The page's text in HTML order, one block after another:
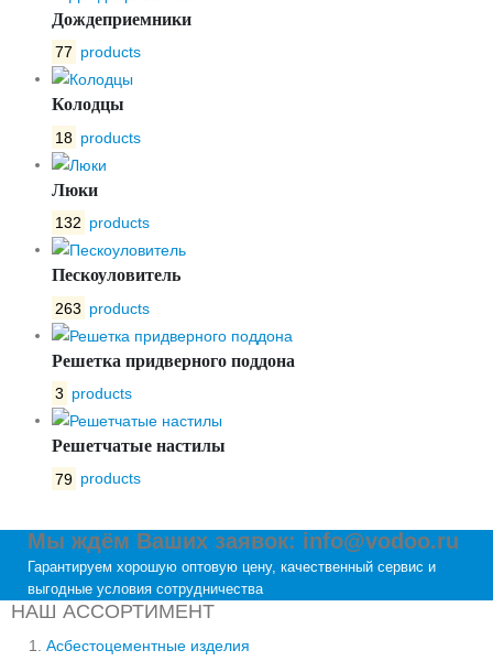
Дождеприемники
77 products
Колодцы
18 products
Люки
132 products
Пескоуловитель
263 products
Решетка придверного поддона
3 products
Решетчатые настилы
79 products
Мы ждём Ваших заявок: info@vodoo.ru
Гарантируем хорошую оптовую цену, качественный сервис и
выгодные условия сотрудничества
НАШ АССОРТИМЕНТ
Асбестоцементные изделия